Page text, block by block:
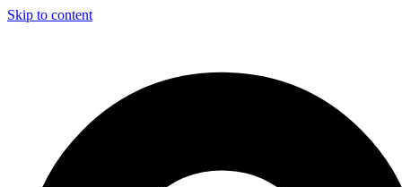
Skip to content